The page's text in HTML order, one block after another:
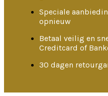
Speciale
opnieuw
Betaal veilig en
Creditcard of
30 dagen